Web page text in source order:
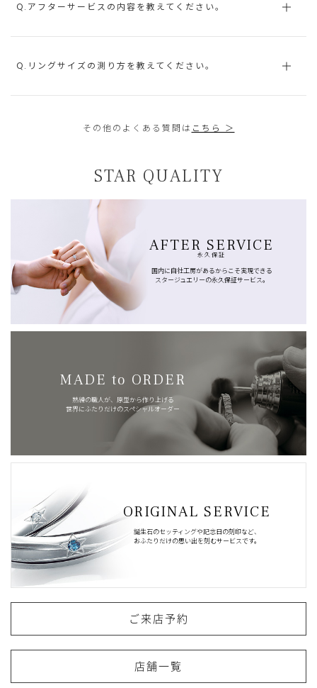
Q.アフターサービスの内容を教えてください。
Q.リングサイズの測り方を教えてください。
その他のよくある質問は こちら ＞
STAR QUALITY
AFTER SERVICE
永久保証
国内に自社工房があるからこそ実現できる
スタージュエリーの永久保証サービス。
MADE to ORDER
熟練の職人が、原型から作り上げる
世界にふたりだけのスペシャルオーダー
ORIGINAL SERVICE
誕生石のセッティングや記念日の刻印など、
おふたりだけの思い出を刻むサービスです。
ご来店予約
店舗一覧